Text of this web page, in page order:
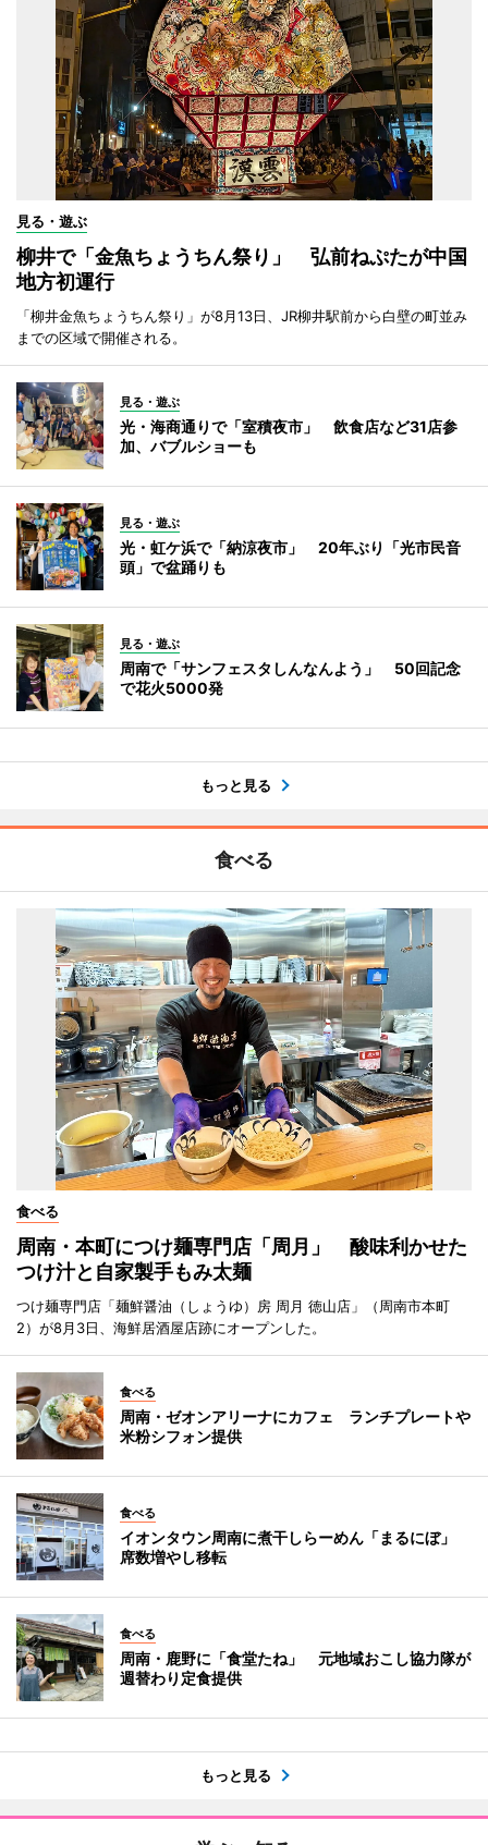
見る・遊ぶ
柳井で「金魚ちょうちん祭り」 弘前ねぷたが中国
地方初運行
「柳井金魚ちょうちん祭り」が8月13日、JR柳井駅前から白壁の町並み
までの区域で開催される。
見る・遊ぶ
光・海商通りで「室積夜市」 飲食店など31店参
加、バブルショーも
見る・遊ぶ
光・虹ケ浜で「納涼夜市」 20年ぶり「光市民音
頭」で盆踊りも
見る・遊ぶ
周南で「サンフェスタしんなんよう」 50回記念
で花火5000発
もっと見る
食べる
食べる
周南・本町につけ麺専門店「周月」 酸味利かせた
つけ汁と自家製手もみ太麺
つけ麺専門店「麺鮮醤油（しょうゆ）房 周月 徳山店」（周南市本町
2）が8月3日、海鮮居酒屋店跡にオープンした。
食べる
周南・ゼオンアリーナにカフェ ランチプレートや
米粉シフォン提供
食べる
イオンタウン周南に煮干しらーめん「まるにぼ」
席数増やし移転
食べる
周南・鹿野に「食堂たね」 元地域おこし協力隊が
週替わり定食提供
もっと見る